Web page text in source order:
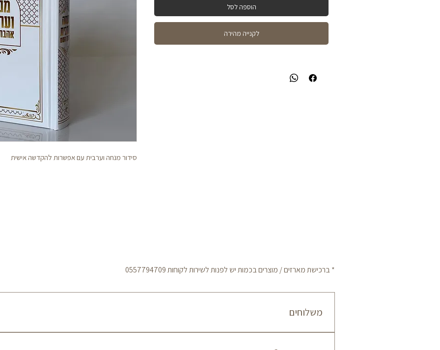
סידור מנחה וערבית עם אפשרות להקדשה אישית
הוספה לסל
לקנייה מהירה
* ברכישת מארזים / מוצרים בכמות יש לפנות לשירות לקוחות 0557794709
משלוחים